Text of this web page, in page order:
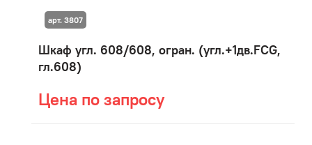
Шкаф угл. 608/608, огран. (угл.+1дв.FCG,
гл.608)
Цена по запросу
арт. 3807